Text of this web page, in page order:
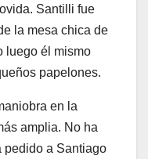
Santilli fue
la mesa chica de
luego él mismo
papelones.
en la
amplia. No ha
pedido a Santiago